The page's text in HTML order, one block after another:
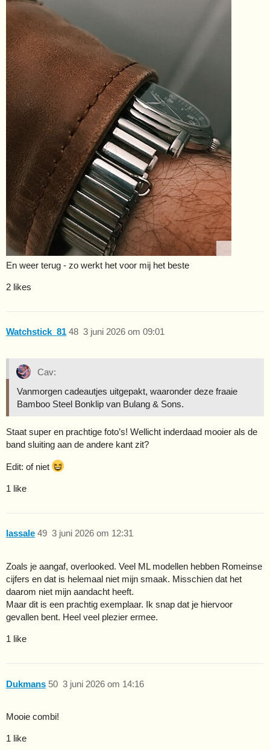
En weer terug - zo werkt het voor mij het beste
2 likes
Watchstick_81 3 juni 2026 om 09:01
48
Cav:
Vanmorgen cadeautjes uitgepakt, waaronder deze fraaie
Bamboo Steel Bonklip van Bulang & Sons.
Staat super en prachtige foto’s! Wellicht inderdaad mooier als de
band sluiting aan de andere kant zit?
Edit: of niet
1 like
lassale 3 juni 2026 om 12:31
49
Zoals je aangaf, overlooked. Veel ML modellen hebben Romeinse
cijfers en dat is helemaal niet mijn smaak. Misschien dat het
daarom niet mijn aandacht heeft.
Maar dit is een prachtig exemplaar. Ik snap dat je hiervoor
gevallen bent. Heel veel plezier ermee.
1 like
Dukmans 3 juni 2026 om 14:16
50
Mooie combi!
1 like